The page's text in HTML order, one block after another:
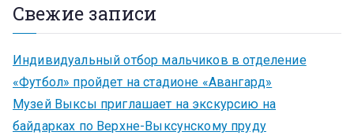
Свежие записи
Индивидуальный отбор мальчиков в отделение
«Футбол» пройдет на стадионе «Авангард»
Музей Выксы приглашает на экскурсию на
байдарках по Верхне-Выксунскому пруду